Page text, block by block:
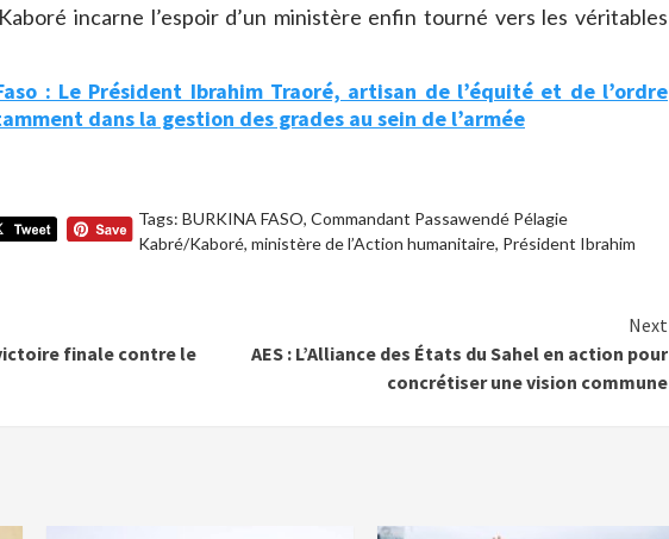
incarne l’espoir d’un ministère enfin tourné vers les véritables
: Le Président Ibrahim Traoré, artisan de l’équité et de l’ordre
dans la gestion des grades au sein de l’armée
Tags: BURKINA FASO, Commandant Passawendé Pélagie
Kabré/Kaboré, ministère de l’Action humanitaire, Président Ibrahim
finale contre le
Next
AES : L’Alliance des États du Sahel en action pour
concrétiser une vision commune